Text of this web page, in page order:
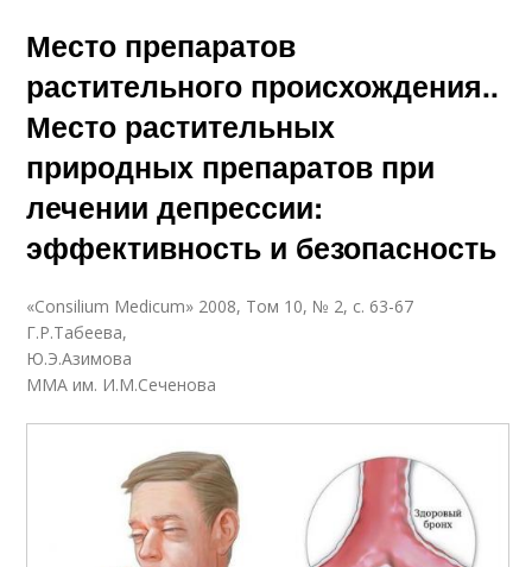
Место препаратов
растительного происхождения..
Место растительных
природных препаратов при
лечении депрессии:
эффективность и безопасность
«Consilium Medicum» 2008, Том 10, № 2, с. 63-67
Г.Р.Табеева,
Ю.Э.Азимова
ММА им. И.М.Сеченова